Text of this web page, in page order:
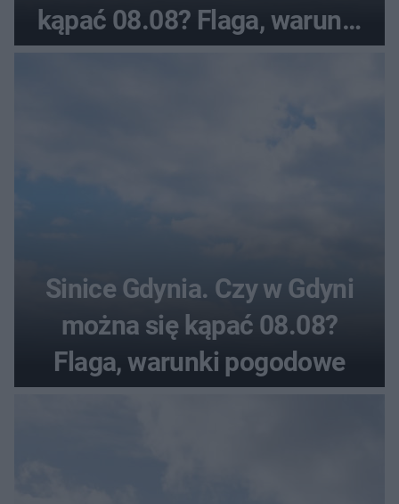
kąpać 08.08? Flaga, warunki
pogodowe
Sinice Gdynia. Czy w Gdyni
można się kąpać 08.08?
Flaga, warunki pogodowe